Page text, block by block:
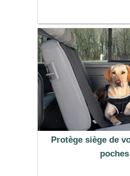
42.79
Protège siège de
poches